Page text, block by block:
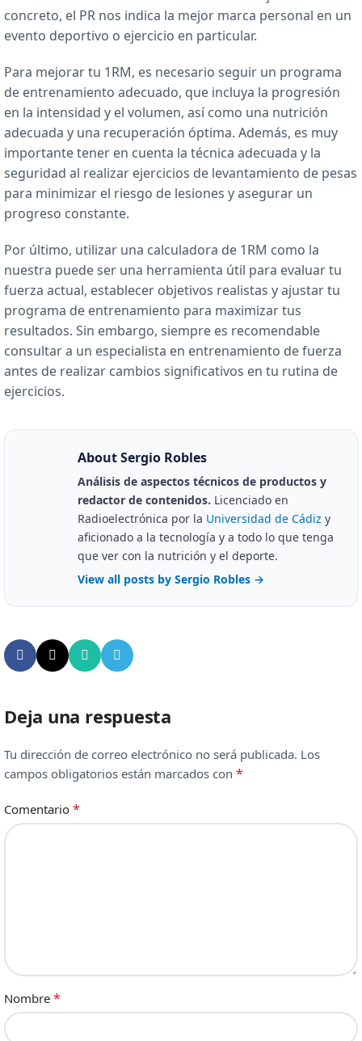
concreto, el PR nos indica la mejor marca personal en un
evento deportivo o ejercicio en particular.
Para mejorar tu 1RM, es necesario seguir un programa
de entrenamiento adecuado, que incluya la progresión
en la intensidad y el volumen, así como una nutrición
adecuada y una recuperación óptima. Además, es muy
importante tener en cuenta la técnica adecuada y la
seguridad al realizar ejercicios de levantamiento de pesas
para minimizar el riesgo de lesiones y asegurar un
progreso constante.
Por último, utilizar una calculadora de 1RM como la
nuestra puede ser una herramienta útil para evaluar tu
fuerza actual, establecer objetivos realistas y ajustar tu
programa de entrenamiento para maximizar tus
resultados. Sin embargo, siempre es recomendable
consultar a un especialista en entrenamiento de fuerza
antes de realizar cambios significativos en tu rutina de
ejercicios.
About Sergio Robles
Análisis de aspectos técnicos de productos y
redactor de contenidos. Licenciado en
Radioelectrónica por la Universidad de Cádiz y
aficionado a la tecnología y a todo lo que tenga
que ver con la nutrición y el deporte.
View all posts by Sergio Robles →
Deja una respuesta
Tu dirección de correo electrónico no será publicada. Los
campos obligatorios están marcados con *
Comentario *
Nombre *